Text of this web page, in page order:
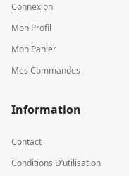
Connexion
Mon Profil
Mon Panier
Mes Commandes
Information
Contact
Conditions D’utilisation